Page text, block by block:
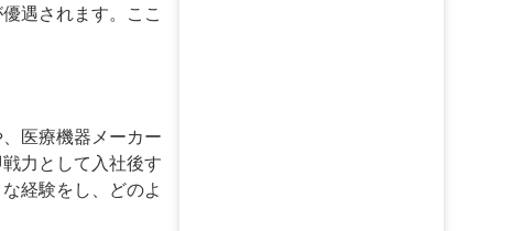
遇されます。ここ
医療機器メーカー
力として入社後す
経験をし、どのよ